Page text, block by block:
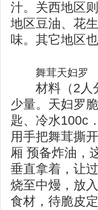
汁。关西地区
地区豆油、花
味。其它地区
舞茸天妇罗
材料（2人分
少量。天妇罗
匙、冷水100c
用手把舞茸撕
厢 预备炸油，
垂直拿着，让
烧至中熳，放
食材，待脆皮